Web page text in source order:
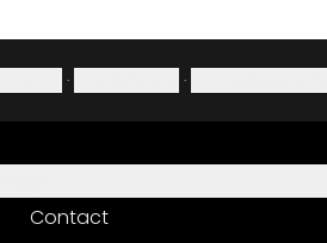
· ·
Contact